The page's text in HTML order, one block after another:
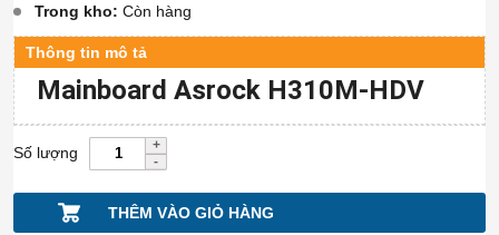
Trong kho: Còn hàng
Thông tin mô tả
Mainboard Asrock H310M-HDV
Số lượng
THÊM VÀO GIỎ HÀNG